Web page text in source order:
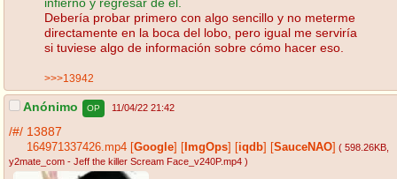
Debería probar primero con algo sencillo y no meterme
directamente en la boca del lobo, pero igual me serviría
si tuviese algo de información sobre cómo hacer eso.
>>>13942
Anónimo OP 11/04/22 21:42
/#/ 13887
164971337426.mp4 Google ImgOps iqdb SauceNAO ( 598.26KB
y2mate_com - Jeff the killer Scream Face_v240P.mp4 )